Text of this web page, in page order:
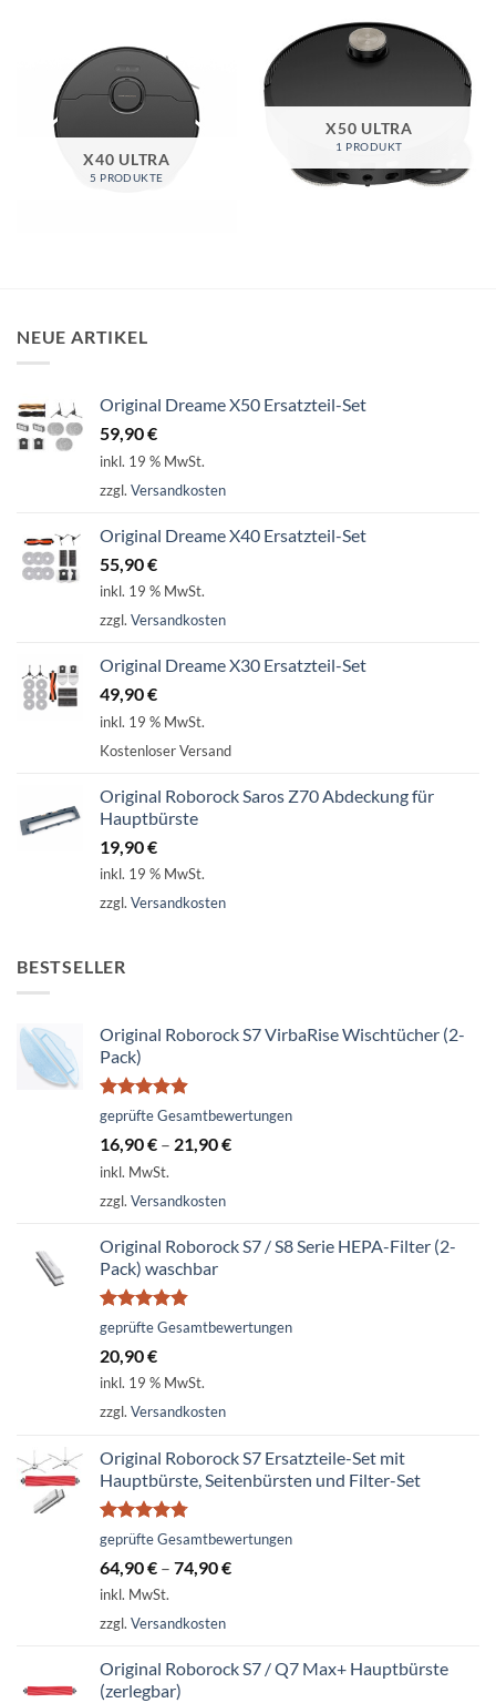
X40 ULTRA
5 PRODUKTE
X50 ULTRA
1 PRODUKT
NEUE ARTIKEL
Original Dreame X50 Ersatzteil-Set
59,90€
inkl. 19 % MwSt.
zzgl. Versandkosten
Original Dreame X40 Ersatzteil-Set
55,90€
inkl. 19 % MwSt.
zzgl. Versandkosten
Original Dreame X30 Ersatzteil-Set
49,90€
inkl. 19 % MwSt.
Kostenloser Versand
Original Roborock Saros Z70 Abdeckung für
Hauptbürste
19,90€
inkl. 19 % MwSt.
zzgl. Versandkosten
BESTSELLER
Original Roborock S7 VirbaRise Wischtücher (2-
Pack)
Bewertet
von 5
geprüfte Gesamtbewertungen
16,90€ – 21,90€
inkl. MwSt.
zzgl. Versandkosten
Original Roborock S7 / S8 Serie HEPA-Filter (2-
Pack) waschbar
Bewertet
von 5
geprüfte Gesamtbewertungen
20,90€
inkl. 19 % MwSt.
zzgl. Versandkosten
Original Roborock S7 Ersatzteile-Set mit
Hauptbürste, Seitenbürsten und Filter-Set
Bewertet
von 5
geprüfte Gesamtbewertungen
64,90€ – 74,90€
inkl. MwSt.
zzgl. Versandkosten
Original Roborock S7 / Q7 Max+ Hauptbürste
(zerlegbar)